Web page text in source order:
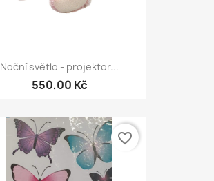
Noční světlo - projektor...
550,00 Kč
favorite_border